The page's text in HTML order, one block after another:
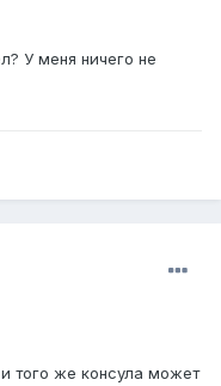
У меня ничего не
того же консула может